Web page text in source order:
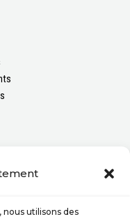
utilisons des